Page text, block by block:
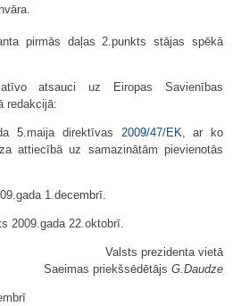
pirmās daļas 2.punkts stājas spēkā
atsauci uz Eiropas Savienības
redakcijā:
5.maija direktīvas 2009/47/EK , ar ko
attiecībā uz samazinātām pievienotās
1.decembrī.
2009.gada 22.oktobrī.
Valsts prezidenta vietā
Saeimas priekšsēdētājs G.Daudze